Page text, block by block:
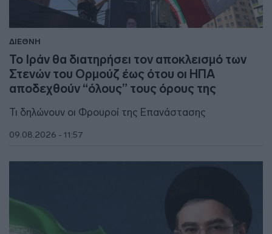
ΔΙΕΘΝΗ
To Ιράν θα διατηρήσει τον αποκλεισμό των
Στενών του Ορμούζ έως ότου οι ΗΠΑ
αποδεχθούν “όλους” τους όρους της
Τι δηλώνουν οι Φρουροί της Επανάστασης
09.08.2026 - 11:57